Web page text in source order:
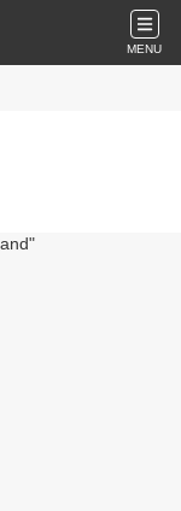
MENU